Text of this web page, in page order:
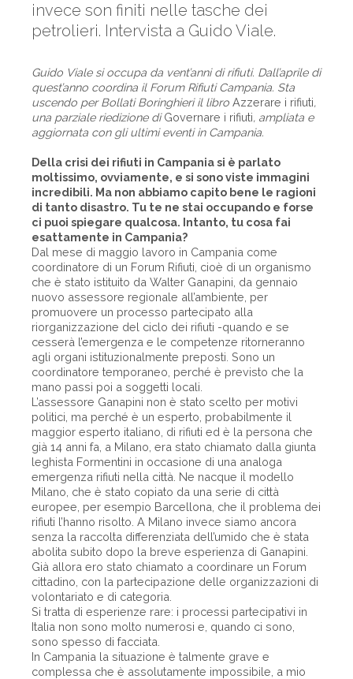
invece son finiti nelle tasche dei
petrolieri. Intervista a Guido Viale.
Guido Viale si occupa da vent’anni di rifiuti. Dall’aprile di
quest’anno coordina il Forum Rifiuti Campania. Sta
uscendo per Bollati Boringhieri il libro Azzerare i rifiuti,
una parziale riedizione diGovernare i rifiuti, ampliata e
aggiornata con gli ultimi eventi in Campania.
Della crisi dei rifiuti in Campania si è parlato
moltissimo, ovviamente, e si sono viste immagini
incredibili. Ma non abbiamo capito bene le ragioni
di tanto disastro. Tu te ne stai occupando e forse
ci puoi spiegare qualcosa. Intanto, tu cosa fai
esattamente in Campania?
Dal mese di maggio lavoro in Campania come
coordinatore di un Forum Rifiuti, cioè di un organismo
che è stato istituito da Walter Ganapini, da gennaio
nuovo assessore regionale all’ambiente, per
promuovere un processo partecipato alla
riorganizzazione del ciclo dei rifiuti -quando e se
cesserà l’emergenza e le competenze ritorneranno
agli organi istituzionalmente preposti. Sono un
coordinatore temporaneo, perché è previsto che la
mano passi poi a soggetti locali.
L’assessore Ganapini non è stato scelto per motivi
politici, ma perché è un esperto, probabilmente il
maggior esperto italiano, di rifiuti ed è la persona che
già 14 anni fa, a Milano, era stato chiamato dalla giunta
leghista Formentini in occasione di una analoga
emergenza rifiuti nella città. Ne nacque il modello
Milano, che è stato copiato da una serie di città
europee, per esempio Barcellona, che il problema dei
rifiuti l’hanno risolto. A Milano invece siamo ancora
senza la raccolta differenziata dell’umido che è stata
abolita subito dopo la breve esperienza di Ganapini.
Già allora ero stato chiamato a coordinare un Forum
cittadino, con la partecipazione delle organizzazioni di
volontariato e di categoria.
Si tratta di esperienze rare: i processi partecipativi in
Italia non sono molto numerosi e, quando ci sono,
sono spesso di facciata.
In Campania la situazione è talmente grave e
complessa che è assolutamente impossibile, a mio